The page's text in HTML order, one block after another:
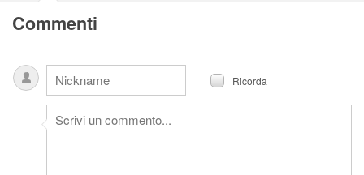
Commenti
Ricorda